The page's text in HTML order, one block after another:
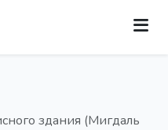
здания (Мигдаль